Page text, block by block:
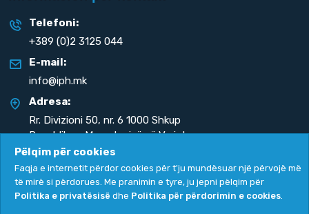
Telefoni:
+389 (0)2 3125 044
E-mail:
info@iph.mk
Adresa:
Rr. Divizioni 50, nr. 6 1000 Shkup
Republika e Maqedonisë së Veriut
Politika e privatësisë Politika për përdorimin e cookies
Pëlqim për cookies
Faqja e internetit përdor cookies për t'ju mundësuar një përvojë më
të mirë si përdorues. Me pranimin e tyre, ju jepni pëlqim për
Politika e privatësisë dhe Politika për përdorimin e cookies.